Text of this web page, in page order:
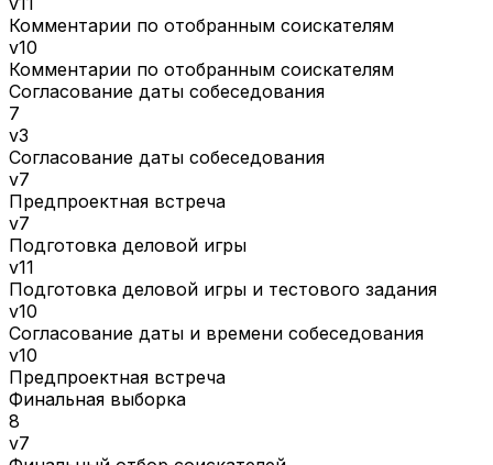
Комментарии по отобранным соискателям
v10
Комментарии по отобранным соискателям
Согласование даты собеседования
7
v3
Согласование даты собеседования
v7
Предпроектная встреча
v7
Подготовка деловой игры
v11
Подготовка деловой игры и тестового задания
v10
Согласование даты и времени собеседования
v10
Предпроектная встреча
Финальная выборка
8
v7